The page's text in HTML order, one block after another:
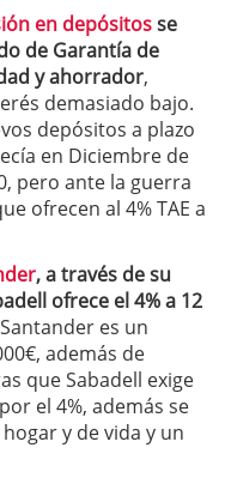
en depósitosse
de Garantía de
y ahorrador,
demasiado bajo.
depósitos a plazo
en Diciembre de
pero ante la guerra
ofrecen al 4% TAE a
, a través de su
ofrece el 4% a 12
es un
además de
que Sabadell exige
el 4%, además se
y de vida y un